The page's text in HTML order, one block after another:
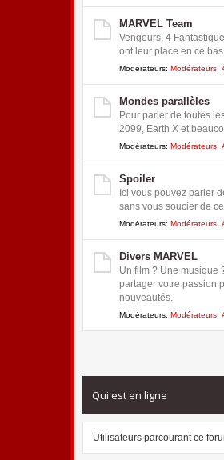
MARVEL Team
Vengeurs, 4
ont leur place en ce
Modérateurs: Modérateurs
Mondes parallèles
Pour parler de toutes
2099, Earth X et
Modérateurs: Modérateurs
Spoiler
Ici vous pouvez parler
sans vous soucier de
Modérateurs: Modérateurs
Divers MARVEL
Un film ? Une musique
partager votre passion
nouveautés.
Modérateurs: Modérateurs
Qui est en ligne
Utilisateurs parcourant ce